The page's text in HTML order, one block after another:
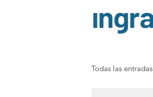
Todas las entradas